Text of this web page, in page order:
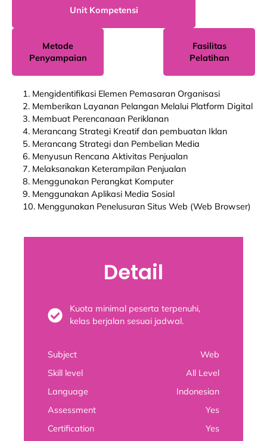
Unit Kompetensi
Metode
Penyampaian
Fasilitas
Pelatihan
1. Mengidentifikasi Elemen Pemasaran Organisasi
2. Memberikan Layanan Pelangan Melalui Platform Digital
3. Membuat Perencanaan Periklanan
4. Merancang Strategi Kreatif dan pembuatan Iklan
5. Merancang Strategi dan Pembelian Media
6. Menyusun Rencana Aktivitas Penjualan
7. Melaksanakan Keterampilan Penjualan
8. Menggunakan Perangkat Komputer
9. Menggunakan Aplikasi Media Sosial
10. Menggunakan Penelusuran Situs Web (Web Browser)
Detail
Kuota minimal peserta terpenuhi,
kelas berjalan sesuai jadwal.
Subject
Web
Skill level
All Level
Language
Indonesian
Assessment
Yes
Certification
Yes